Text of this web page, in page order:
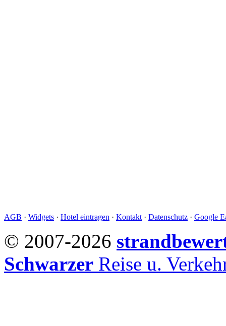
AGB · Widgets · Hotel eintragen · Kontakt · Datenschutz · Google
© 2007-2026
Schwarzer Reise u.